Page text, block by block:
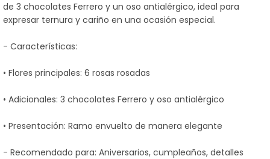
de 3 chocolates Ferrero y un oso antialérgico, ideal para
expresar ternura y cariño en una ocasión especial.
- Características:
• Flores principales: 6 rosas rosadas
• Adicionales: 3 chocolates Ferrero y oso antialérgico
• Presentación: Ramo envuelto de manera elegante
- Recomendado para: Aniversarios, cumpleaños, detalles